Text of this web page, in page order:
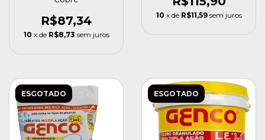
R$87,34
10 x de R$8,73 sem juros
10 x de R$11,59 sem juros
ESGOTADO ESGOTADO